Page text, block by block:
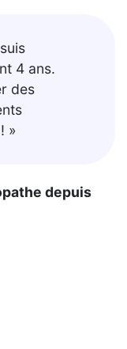
4 ans.
des
»
depuis